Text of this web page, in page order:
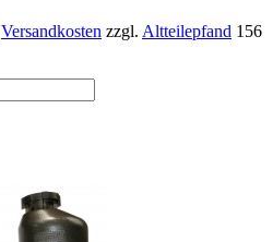
Versandkosten zzgl. Altteilepfand 156